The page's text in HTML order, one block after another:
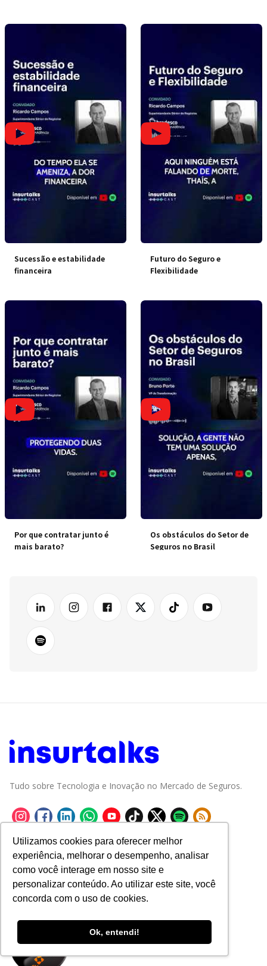
Utilizamos cookies para oferecer melhor
experiência, melhorar o desempenho, analisar
como você interage em nosso site e
personalizar conteúdo. Ao utilizar este site, você
concorda com o uso de cookies.
Ok, entendi!
Sucessão e estabilidade
financeira
Futuro do Seguro e
Flexibilidade
Por que contratar junto é
mais barato?
Os obstáculos do Setor de
Seguros no Brasil
Tudo sobre Tecnologia e Inovação no Mercado de Seguros.